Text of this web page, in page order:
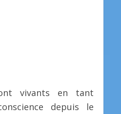
vivants en tant
depuis le